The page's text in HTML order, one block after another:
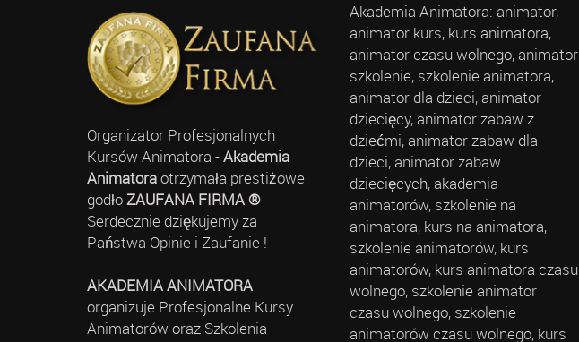
Organizator Profesjonalnych
Kursów Animatora -Akademia
Animatoraotrzymała prestiżowe
godłoZAUFANA FIRMA ®
Serdecznie dziękujemy za
Państwa Opinie i Zaufanie !
AKADEMIA ANIMATORA
organizuje Profesjonalne Kursy
Animatorów oraz Szkolenia
Akademia Animatora: animator,
animator kurs, kurs animatora,
animator czasu wolnego, animator
szkolenie, szkolenie animatora,
animator dla dzieci, animator
dziecięcy, animator zabaw z
dziećmi, animator zabaw dla
dzieci, animator zabaw
dziecięcych, akademia
animatorów, szkolenie na
animatora, kurs na animatora,
szkolenie animatorów, kurs
animatorów, kurs animatora czasu
wolnego, szkolenie animator
czasu wolnego, szkolenie
animatorów czasu wolnego, kurs